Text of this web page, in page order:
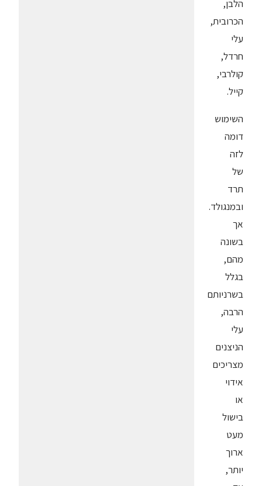
הלבן,
הכרובית,
עלי
חרדל,
קולרבי,
קייל.
השימוש
דומה
לזה
של
תרד
ובמנגולד.
אך
בשונה
מהם,
בגלל
בשרניותם
הרבה,
עלי
הניצנים
מצריכים
אידוי
או
בישול
מעט
ארוך
יותר,